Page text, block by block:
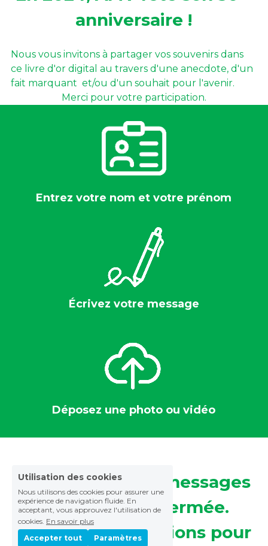
anniversaire !
Nous vous invitons à partager vos souvenirs dans
ce livre d'or digital au travers d'une anecdote, d'un
fait marquant  et/ou d'un souhait pour l'avenir.
Merci pour votre participation.
Entrez votre nom et votre prénom
Écrivez votre message
Déposez une photo ou vidéo
La réception des messages
est désormais fermée.
Nous vous remercions pour
Nous utilisons des cookies pour assurer une
expérience de navigation fluide. En
acceptant, vous approuvez l'utilisation de
cookies. En savoir plus
Accepter tout
Paramètres
Refuser Tout